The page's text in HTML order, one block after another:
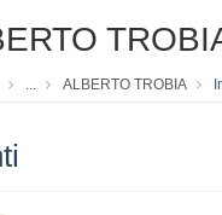
... ALBERTO TROBIA